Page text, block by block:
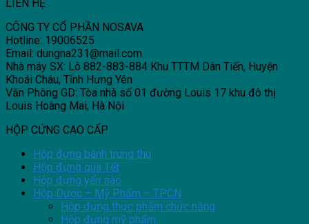
LIÊN HỆ
CÔNG TY CỔ PHẦN NOSAVA
Hotline: 19006525
Email: dungna231@mail.com
Nhà máy SX: Lô 882-883-884 Khu TTTM Dân Tiến, Huyện
Khoái Châu, Tỉnh Hưng Yên
Văn Phòng GD: Tòa nhà số 01 đường Louis 17 khu đô thị
Louis Hoàng Mai, Hà Nội
HỘP CỨNG CAO CẤP
Hộp đựng bánh trung thu
Hộp đựng quà Tết
Hộp đựng yến sào
Hộp Dược – Mỹ Phẩm – TPCN
Hộp đựng thực phẩm chức năng
Hộp đựng mỹ phẩm